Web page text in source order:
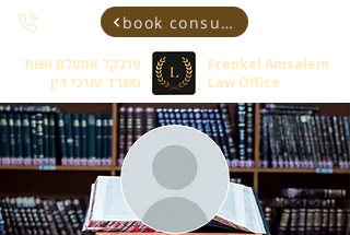
book consultant
פרנקל אמסלם ושות'
משרד עורכי דין
Frenkel Amsalem
Law Office